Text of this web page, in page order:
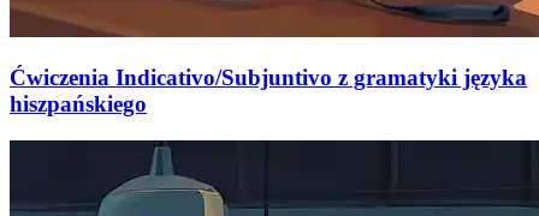
Ćwiczenia Indicativo/Subjuntivo z gramatyki języka
hiszpańskiego